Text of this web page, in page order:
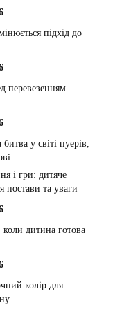
підхід до
перевезенням
у світі пуерів,
і гри: дитяче
постави та уваги
дитина готова
колір для